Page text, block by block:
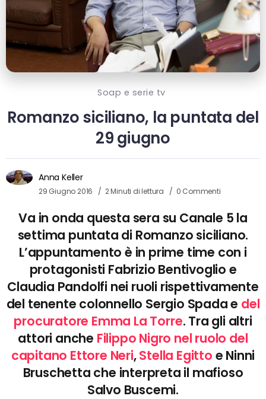
Soap e serie tv
Romanzo siciliano, la puntata del
29 giugno
Anna Keller
29 Giugno 2016 2 Minuti di lettura 0 Commenti
Va in onda questa sera su Canale 5 la
settima puntata di Romanzo siciliano.
L’appuntamento è in prime time con i
protagonisti Fabrizio Bentivoglio e
Claudia Pandolfi nei ruoli rispettivamente
del tenente colonnello Sergio Spada e del
procuratore Emma La Torre. Tra gli altri
attori anche Filippo Nigro nel ruolo del
capitano Ettore Neri,Stella Egitto e Ninni
Bruschetta che interpreta il mafioso
Salvo Buscemi.